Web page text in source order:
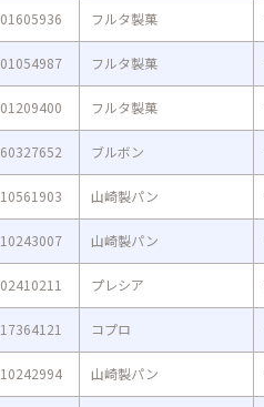
フルタ製菓
フルタ製菓
フルタ製菓
ブルボン
山崎製パン
山崎製パン
プレシア
コプロ
山崎製パン